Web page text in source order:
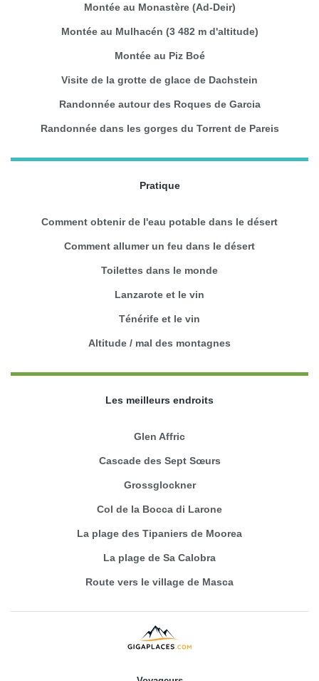
Montée au Monastère (Ad-Deir)
Montée au Mulhacén (3 482 m d'altitude)
Montée au Piz Boé
Visite de la grotte de glace de Dachstein
Randonnée autour des Roques de Garcia
Randonnée dans les gorges du Torrent de Pareis
Pratique
Comment obtenir de l'eau potable dans le désert
Comment allumer un feu dans le désert
Toilettes dans le monde
Lanzarote et le vin
Ténérife et le vin
Altitude / mal des montagnes
Les meilleurs endroits
Glen Affric
Cascade des Sept Sœurs
Grossglockner
Col de la Bocca di Larone
La plage des Tipaniers de Moorea
La plage de Sa Calobra
Route vers le village de Masca